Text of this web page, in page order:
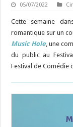
05/07/2022
Cette semaine
romantique sur un
Music Hole, une
du public au
Festival de Comédie